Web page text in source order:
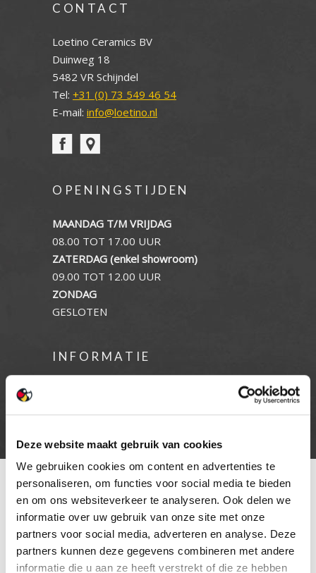
Deze website maakt gebruik van cookies
We gebruiken cookies om content en advertenties te
personaliseren, om functies voor social media te bieden
en om ons websiteverkeer te analyseren. Ook delen we
informatie over uw gebruik van onze site met onze
partners voor social media, adverteren en analyse. Deze
partners kunnen deze gegevens combineren met andere
informatie die u aan ze heeft verstrekt of die ze hebben
CONTACT
Loetino Ceramics BV
Duinweg 18
5482 VR Schijndel
Tel: +31 (0) 73 549 46 54
E-mail: info@loetino.nl
OPENINGSTIJDEN
MAANDAG T/M VRIJDAG
08.00 TOT 17.00 UUR
ZATERDAG (enkel showroom)
09.00 TOT 12.00 UUR
ZONDAG
GESLOTEN
INFORMATIE